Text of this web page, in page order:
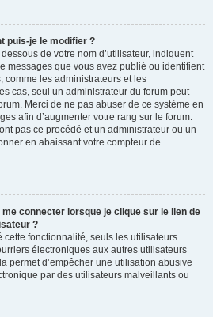
puis-je le modifier ?
de votre nom d’utilisateur, indiquent
messages que vous avez publié ou identifient
comme les administrateurs et les
cas, seul un administrateur du forum peut
Merci de ne pas abuser de ce système en
afin d’augmenter votre rang sur le forum.
pas ce procédé et un administrateur ou un
en abaissant votre compteur de
me connecter lorsque je clique sur le lien de
?
cette fonctionnalité, seuls les utilisateurs
électroniques aux autres utilisateurs
permet d’empêcher une utilisation abusive
par des utilisateurs malveillants ou